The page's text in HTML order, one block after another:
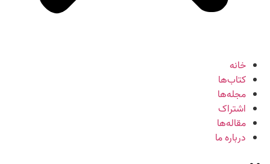
خانه
کتاب‌ها
مجله‌ها
اشتراک
مقاله‌ها
درباره ما